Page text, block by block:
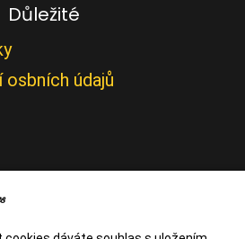
Důležité
osbních údajů